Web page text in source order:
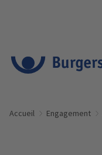
Accueil Engagement